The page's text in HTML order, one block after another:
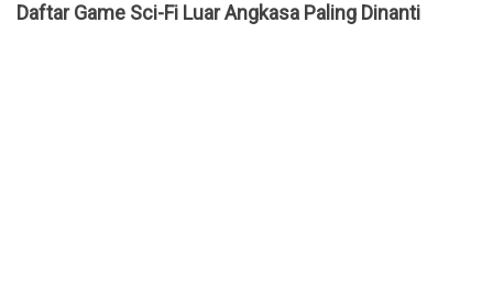
Daftar Game Sci-Fi Luar Angkasa Paling Dinanti